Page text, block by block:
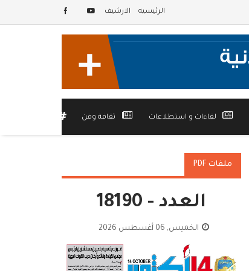
الرئيسيه الارشيف
لقاءات و استطلاعات ثقافة وفن
ملفات PDF
العدد - 18190
الخميس, 06 أغسطس 2026